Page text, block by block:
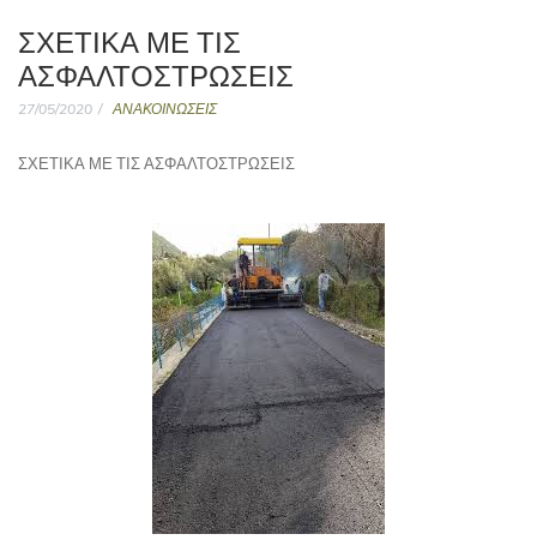
ΣΧΕΤΙΚΑ ΜΕ ΤΙΣ
ΑΣΦΑΛΤΟΣΤΡΩΣΕΙΣ
27/05/2020 ΑΝΑΚΟΙΝΩΣΕΙΣ
ΣΧΕΤΙΚΑ ΜΕ ΤΙΣ ΑΣΦΑΛΤΟΣΤΡΩΣΕΙΣ